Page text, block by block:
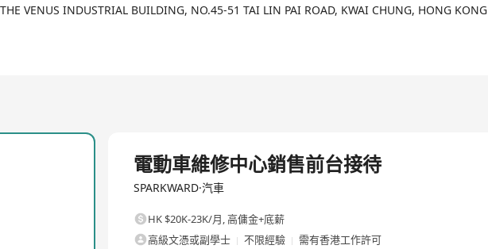
VENUS INDUSTRIAL BUILDING, NO.45-51 TAI LIN PAI ROAD, KWAI CHUNG, HONG KONG
電動車維修中心銷售前台接待
SPARKWARD·汽車
HK $20K-23K/月,高傭金+底薪
高級文憑或副學士
不限經驗
需有香港工作許可